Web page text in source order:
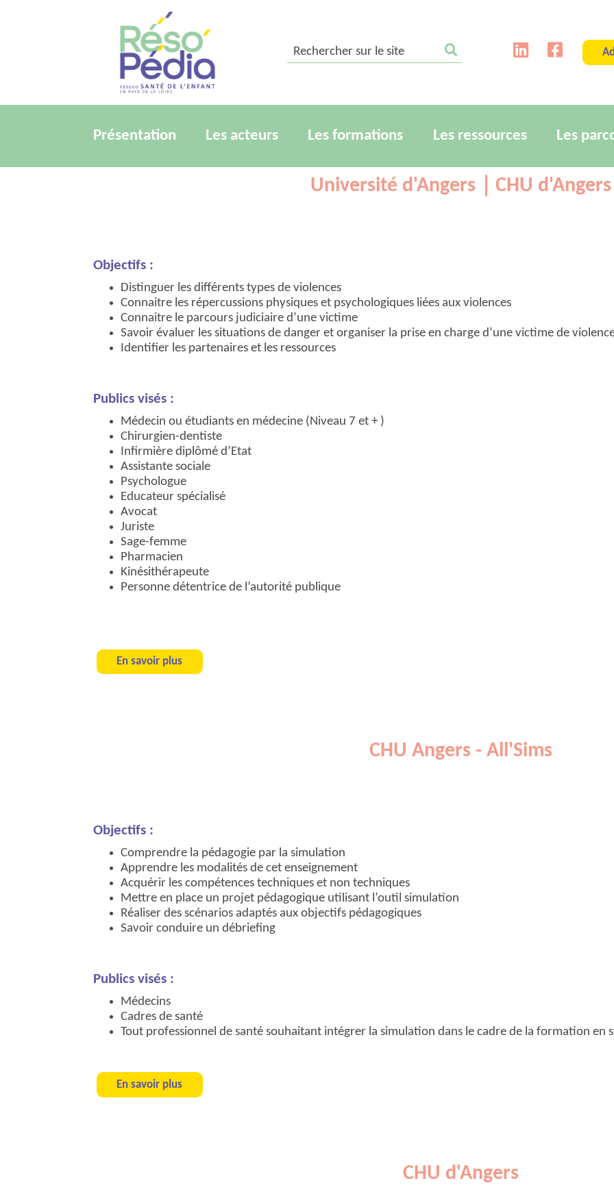
Rechercher sur le site
Présentation Les acteurs Les formations Les ressources Les
Université d'Angers｜CHU d'Angers
Objectifs :
Distinguer les différents types de violences
Connaitre les répercussions physiques et psychologiques liées aux violences
Connaitre le parcours judiciaire d’une victime
Savoir évaluer les situations de danger et organiser la prise en charge d’une victime de
Identifier les partenaires et les ressources
Publics visés :
Médecin ou étudiants en médecine (Niveau 7 et + )
Chirurgien-dentiste
Infirmière diplômé d’Etat
Assistante sociale
Psychologue
Educateur spécialisé
Avocat
Juriste
Sage-femme
Pharmacien
Kinésithérapeute
Personne détentrice de l’autorité publique
En savoir plus
CHU Angers - All'Sims
Objectifs :
Comprendre la pédagogie par la simulation
Apprendre les modalités de cet enseignement
Acquérir les compétences techniques et non techniques
Mettre en place un projet pédagogique utilisant l’outil simulation
Réaliser des scénarios adaptés aux objectifs pédagogiques
Savoir conduire un débriefing
Publics visés :
Médecins
Cadres de santé
Tout professionnel de santé souhaitant intégrer la simulation dans le cadre de la formation en
En savoir plus
CHU d'Angers